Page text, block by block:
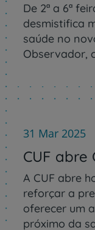
De 2ª a 6ª
desmistifica
saúde no
Observador,
31 Mar 2025
CUF abre
A CUF abre
reforçar a
oferecer um
próximo da